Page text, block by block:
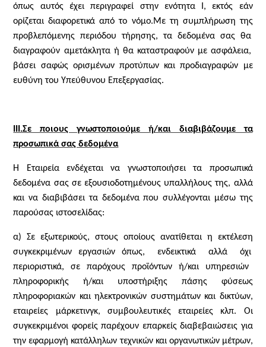
όπως αυτός έχει περιγραφεί στην ενότητα Ι, εκτός εάν
ορίζεται διαφορετικά από το νόμο.Με τη συμπλήρωση της
προβλεπόμενης περιόδου τήρησης, τα δεδομένα σας θα
διαγραφούν αμετάκλητα ή θα καταστραφούν με ασφάλεια,
βάσει σαφώς ορισμένων προτύπων και προδιαγραφών με
ευθύνη του Υπεύθυνου Επεξεργασίας.
ΙΙΙ.Σε ποιους γνωστοποιούμε ή/και διαβιβάζουμε τα
προσωπικά σας δεδομένα
Η Εταιρεία ενδέχεται να γνωστοποιήσει τα προσωπικά
δεδομένα σας σε εξουσιοδοτημένους υπαλλήλους της, αλλά
και να διαβιβάσει τα δεδομένα που συλλέγονται μέσω της
παρούσας ιστοσελίδας:
α) Σε εξωτερικούς, στους οποίους ανατίθεται η εκτέλεση
συγκεκριμένων εργασιών όπως,
ενδεικτικά αλλά
όχι
περιοριστικά, σε παρόχους προϊόντων ή/και υπηρεσιών
πληροφορικής ή/και υποστήριξης πάσης φύσεως
πληροφοριακών και ηλεκτρονικών συστημάτων και δικτύων,
εταιρείες μάρκετινγκ, συμβουλευτικές εταιρείες κλπ. Οι
συγκεκριμένοι φορείς παρέχουν επαρκείς διαβεβαιώσεις για
την εφαρμογή κατάλληλων τεχνικών και οργανωτικών μέτρων,